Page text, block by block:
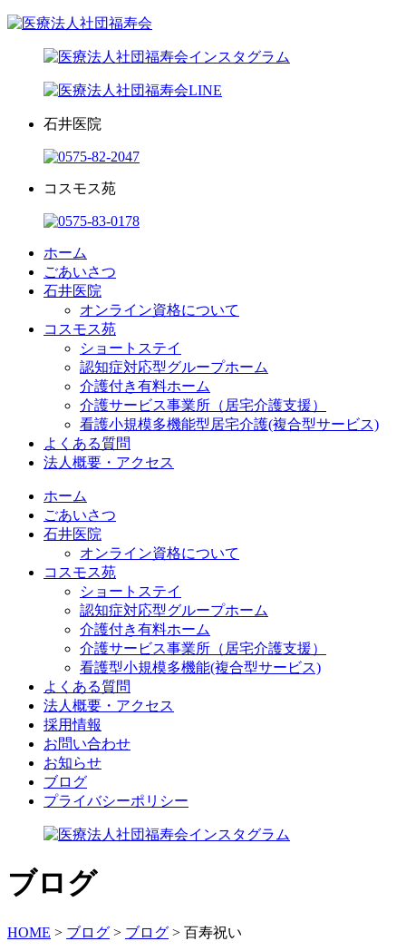
石井医院
コスモス苑
ホーム
ごあいさつ
石井医院
オンライン資格について
コスモス苑
ショートステイ
認知症対応型グループホーム
介護付き有料ホーム
介護サービス事業所（居宅介護支援）
看護小規模多機能型居宅介護(複合型サービス)
よくある質問
法人概要・アクセス
ホーム
ごあいさつ
石井医院
オンライン資格について
コスモス苑
ショートステイ
認知症対応型グループホーム
介護付き有料ホーム
介護サービス事業所（居宅介護支援）
看護型小規模多機能(複合型サービス)
よくある質問
法人概要・アクセス
採用情報
お問い合わせ
お知らせ
ブログ
プライバシーポリシー
ブログ
HOME > ブログ > ブログ > 百寿祝い